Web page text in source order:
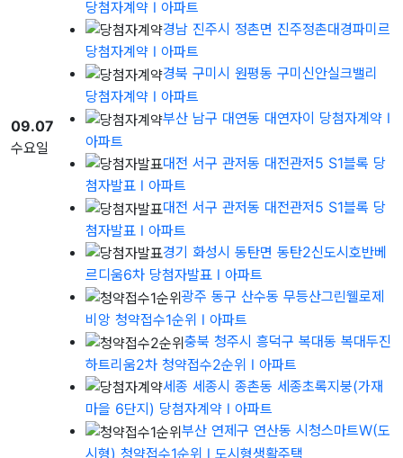
09.07
수요일
당첨자계약 l 아파트
경남 진주시 정촌면 진주정촌대경파미르
당첨자계약 l 아파트
경북 구미시 원평동 구미신안실크밸리
당첨자계약 l 아파트
부산 남구 대연동 대연자이 당첨자계약 l
아파트
대전 서구 관저동 대전관저5 S1블록 당
첨자발표 l 아파트
대전 서구 관저동 대전관저5 S1블록 당
첨자발표 l 아파트
경기 화성시 동탄면 동탄2신도시호반베
르디움6차 당첨자발표 l 아파트
광주 동구 산수동 무등산그린웰로제
비앙 청약접수1순위 l 아파트
충북 청주시 흥덕구 복대동 복대두진
하트리움2차 청약접수2순위 l 아파트
세종 세종시 종촌동 세종초록지붕(가재
마을 6단지) 당첨자계약 l 아파트
부산 연제구 연산동 시청스마트W(도
시형) 청약접수1순위 l 도시형생활주택